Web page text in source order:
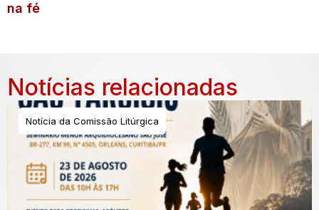
na fé
Notícias relacionadas
Notícia da Comissão Litúrgica